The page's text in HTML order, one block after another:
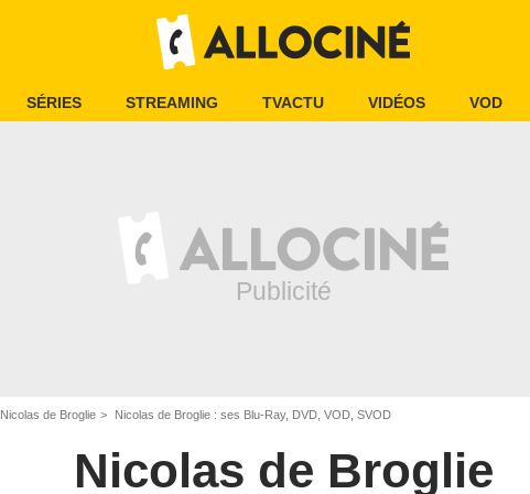
SÉRIES STREAMING TVACTU VIDÉOS VOD
Nicolas de Broglie Nicolas de Broglie : ses Blu-Ray, DVD, VOD, SVOD
Nicolas de Broglie